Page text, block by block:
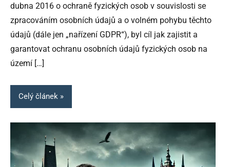
dubna 2016 o ochraně fyzických osob v souvislosti se
zpracováním osobních údajů a o volném pohybu těchto
údajů (dále jen „nařízení GDPR“), byl cíl jak zajistit a
garantovat ochranu osobních údajů fyzických osob na
území […]
Celý článek